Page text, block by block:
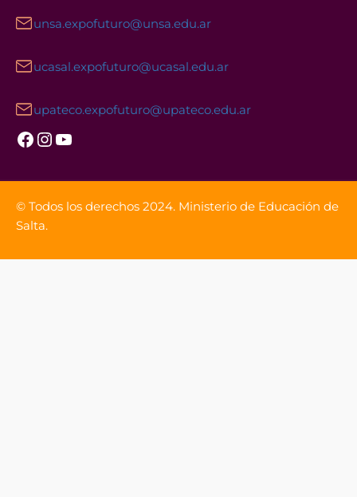
unsa.expofuturo@unsa.edu.ar
ucasal.expofuturo@ucasal.edu.ar
upateco.expofuturo@upateco.edu.ar
Facebook InstagramYouTube
© Todos los derechos 2024. Ministerio de Educación de
Salta.